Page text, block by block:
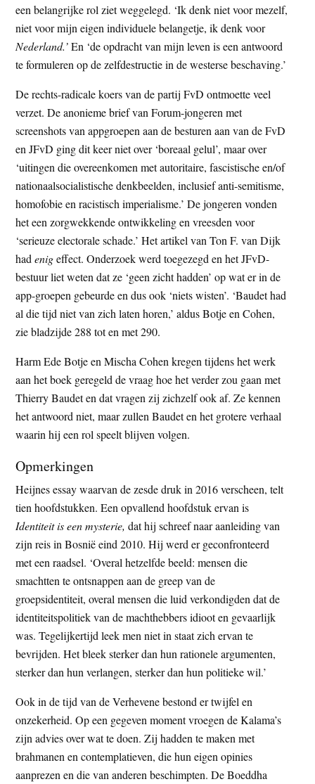
een belangrijke rol ziet weggelegd. ‘Ik denk niet voor mezelf,
niet voor mijn eigen individuele belangetje, ik denk voor
Nederland.’En ‘de opdracht van mijn leven is een antwoord
te formuleren op de zelfdestructie in de westerse beschaving.’
De rechts-radicale koers van de partij FvD ontmoette veel
verzet. De anonieme brief van Forum-jongeren met
screenshots van appgroepen aan de besturen aan van de FvD
en JFvD ging dit keer niet over ‘boreaal gelul’, maar over
‘uitingen die overeenkomen met autoritaire, fascistische en/of
nationaalsocialistische denkbeelden, inclusief anti-semitisme,
homofobie en racistisch imperialisme.’ De jongeren vonden
het een zorgwekkende ontwikkeling en vreesden voor
‘serieuze electorale schade.’ Het artikel van Ton F. van Dijk
hadenigeffect. Onderzoek werd toegezegd en het JFvD-
bestuur liet weten dat ze ‘geen zicht hadden’ op wat er in de
app-groepen gebeurde en dus ook ‘niets wisten’. ‘Baudet had
al die tijd niet van zich laten horen,’ aldus Botje en Cohen,
zie bladzijde 288 tot en met 290.
Harm Ede Botje en Mischa Cohen kregen tijdens het werk
aan het boek geregeld de vraag hoe het verder zou gaan met
Thierry Baudet en dat vragen zij zichzelf ook af. Ze kennen
het antwoord niet, maar zullen Baudet en het grotere verhaal
waarin hij een rol speelt blijven volgen.
Opmerkingen
Heijnes essay waarvan de zesde druk in 2016 verscheen, telt
tien hoofdstukken. Een opvallend hoofdstuk ervan is
Identiteit is een mysterie,dat hij schreef naar aanleiding van
zijn reis in Bosnië eind 2010. Hij werd er geconfronteerd
met een raadsel. ‘Overal hetzelfde beeld: mensen die
smachtten te ontsnappen aan de greep van de
groepsidentiteit, overal mensen die luid verkondigden dat de
identiteitspolitiek van de machthebbers idioot en gevaarlijk
was. Tegelijkertijd leek men niet in staat zich ervan te
bevrijden. Het bleek sterker dan hun rationele argumenten,
sterker dan hun verlangen, sterker dan hun politieke wil.’
Ook in de tijd van de Verhevene bestond er twijfel en
onzekerheid. Op een gegeven moment vroegen de Kalama’s
zijn advies over wat te doen. Zij hadden te maken met
brahmanen en contemplatieven, die hun eigen opinies
aanprezen en die van anderen beschimpten. De Boeddha